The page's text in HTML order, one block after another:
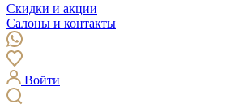
Скидки и акции
Салоны и контакты
Войти